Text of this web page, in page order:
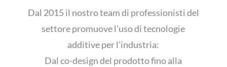
Dal 2015 il nostro team di professionisti del
settore promuove l'uso di tecnologie
additive per l'industria:
Dal co-design del prodotto fino alla